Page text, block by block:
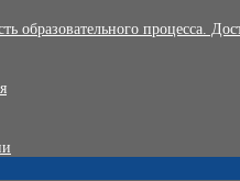
образовательного процесса.